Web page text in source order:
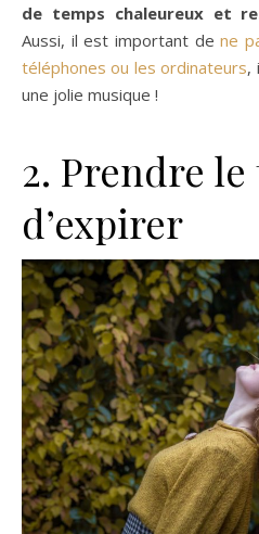
de temps chaleureux et
Aussi, il est important dene
téléphones ou les ordinateurs,
une jolie musique !
2. Prendre
d’expirer